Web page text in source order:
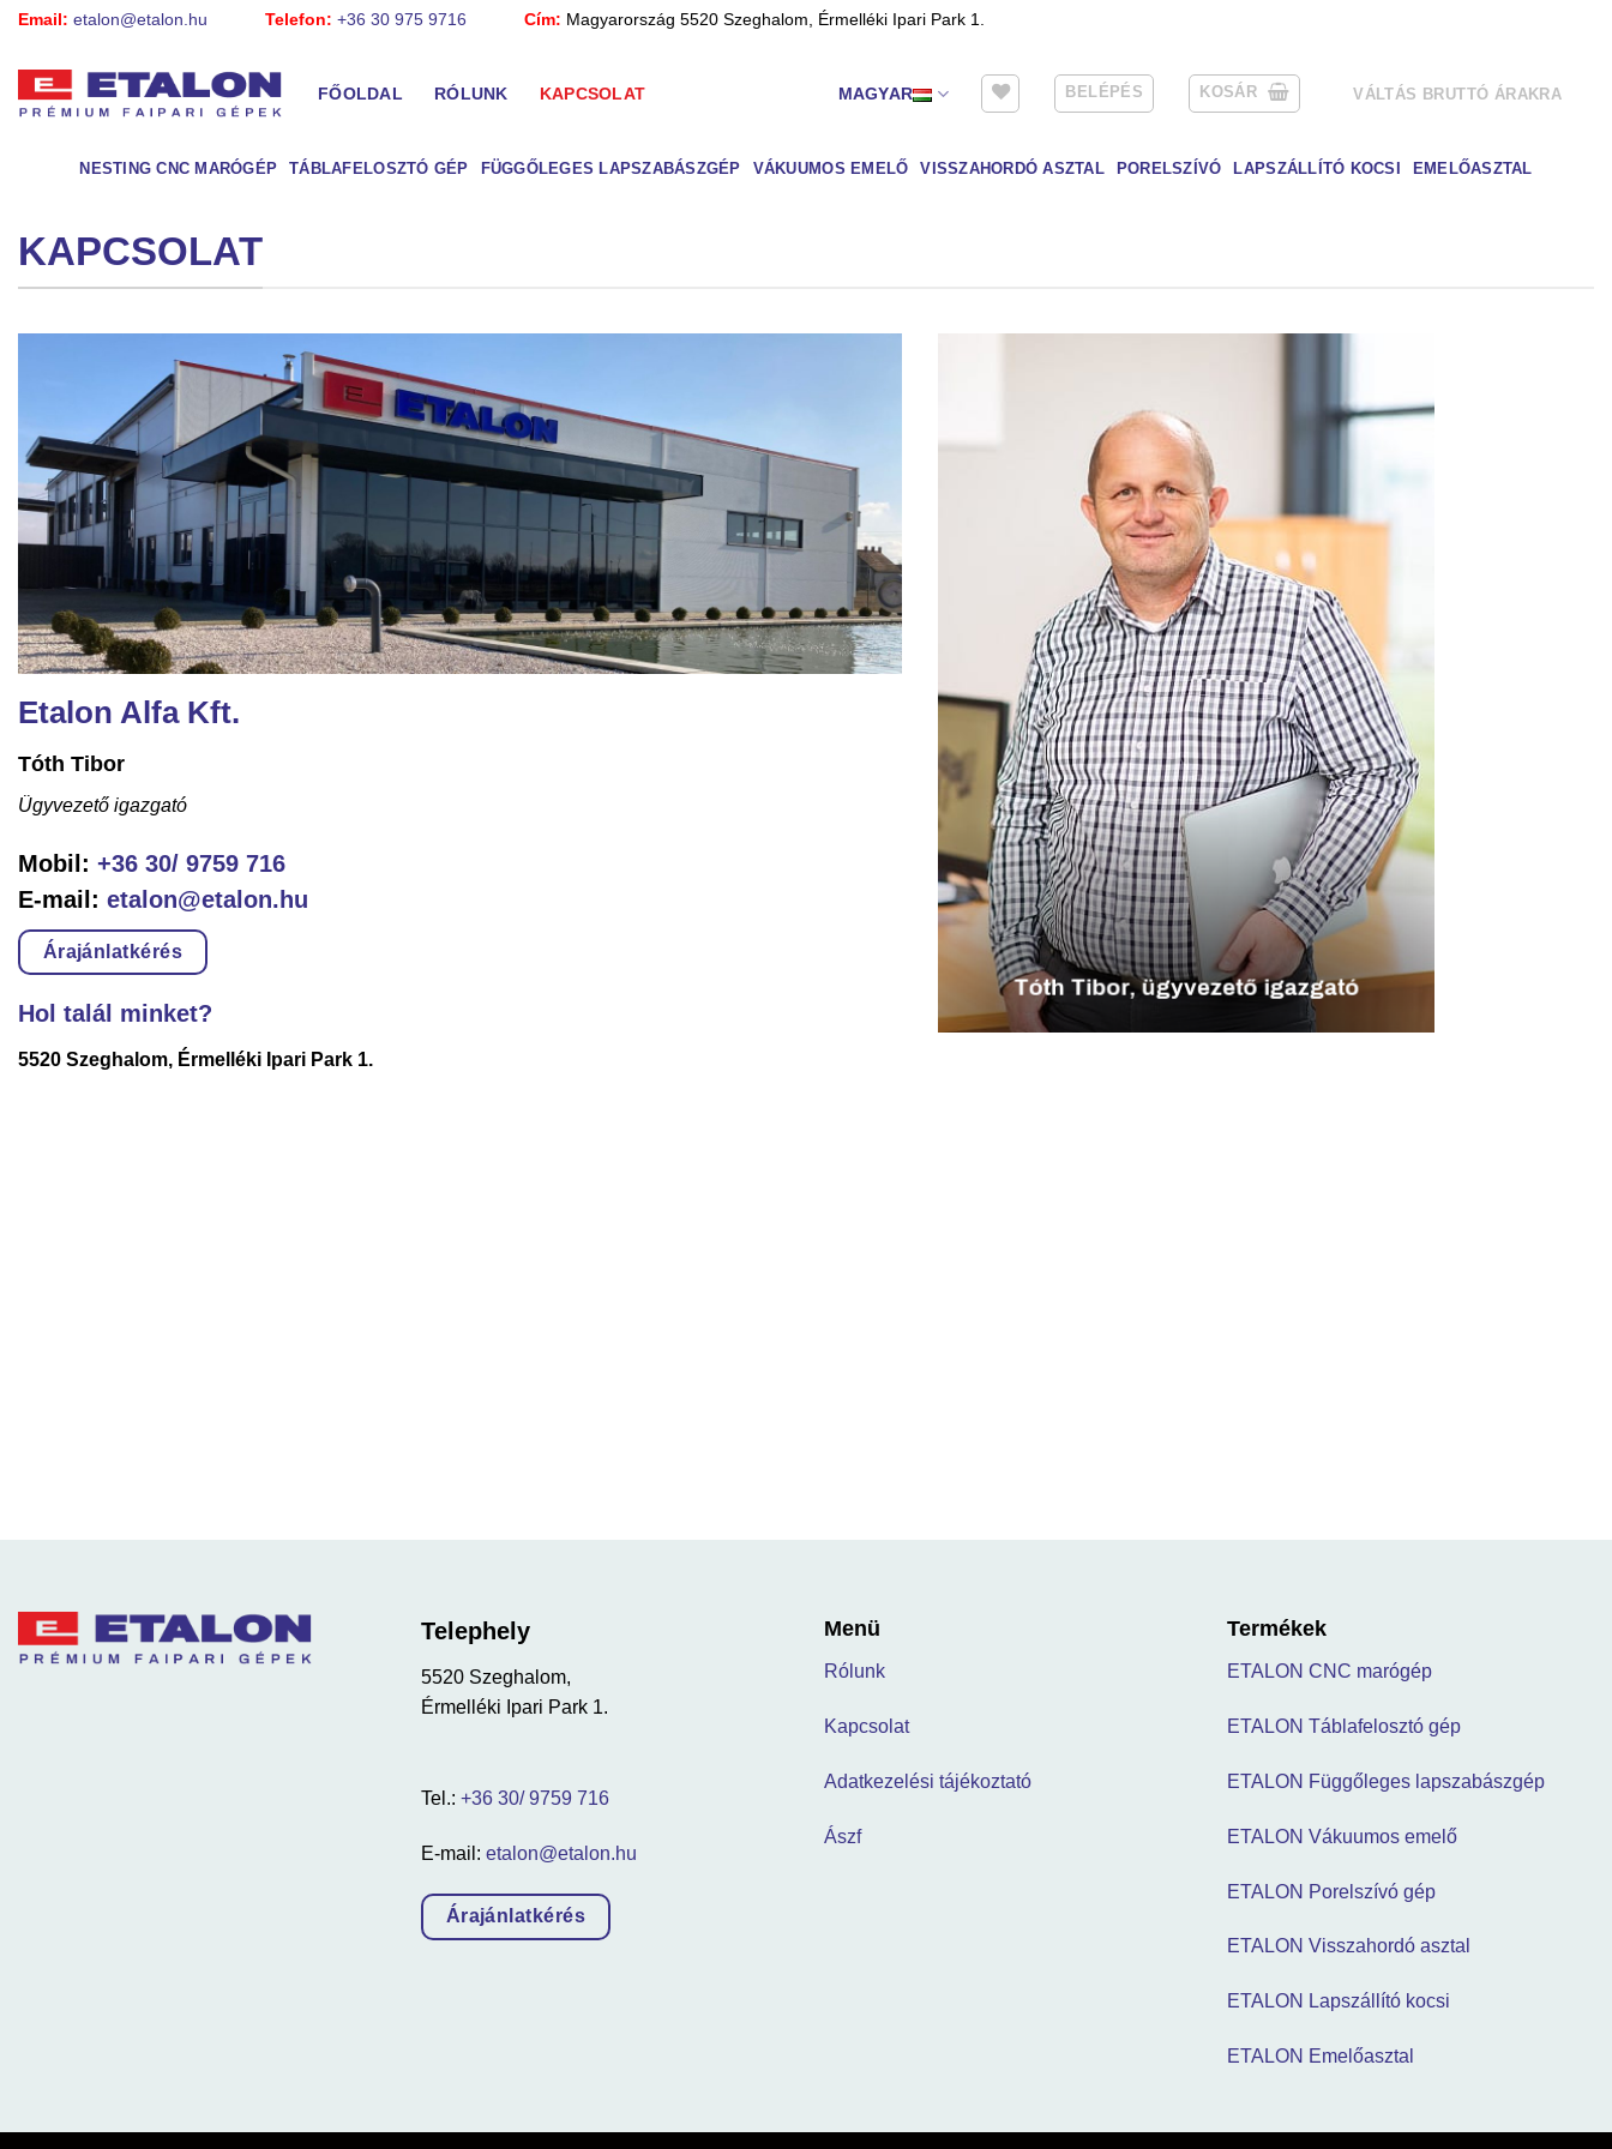
Skip
content
Email: etalon@etalon.hu Telefon: +36 30 975 9716 Cím: Magyarország 5520 Szeghalom, Érmelléki Ipari Park 1.
FŐOLDAL RÓLUNK KAPCSOLAT MAGYAR BELÉPÉS KOSÁR VÁLTÁS BRUTTÓ ÁRAKRA
NESTING CNC MARÓGÉP TÁBLAFELOSZTÓ GÉP FÜGGŐLEGES LAPSZABÁSZGÉP VÁKUUMOS EMELŐ VISSZAHORDÓ ASZTAL PORELSZÍVÓ LAPSZÁLLÍTÓ KOCSI EMELŐASZTAL
KAPCSOLAT
Etalon Alfa Kft.
Tóth Tibor
Ügyvezető igazgató
Mobil: +36 30/ 9759 716
E-mail: etalon@etalon.hu
Árajánlatkérés
Hol talál minket?
5520 Szeghalom, Érmelléki Ipari Park 1.
Telephely
5520 Szeghalom,
Érmelléki Ipari Park 1.
Tel.: +36 30/ 9759 716
E-mail: etalon@etalon.hu
Árajánlatkérés
Menü
Rólunk
Kapcsolat
Adatkezelési tájékoztató
Ászf
Termékek
ETALON CNC marógép
ETALON Táblafelosztó gép
ETALON Függőleges lapszabászgép
ETALON Vákuumos emelő
ETALON Porelszívó gép
ETALON Visszahordó asztal
ETALON Lapszállító kocsi
ETALON Emelőasztal